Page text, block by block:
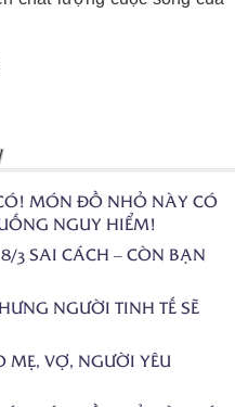
MÓN ĐỒ NHỎ NÀY CÓ
NGUY HIỂM!
3 SAI CÁCH – CÒN BẠN
NGƯỜI TINH TẾ SẼ
MẸ, VỢ, NGƯỜI YÊU